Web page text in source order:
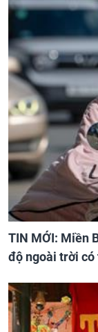
TIN MỚI: Miền
độ ngoài trời